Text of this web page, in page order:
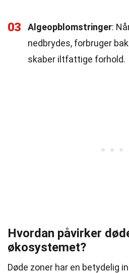
03 Algeopblomstringer:
nedbrydes, forbruger
skaber iltfattige forhold.
Hvordan påvirker
økosystemet?
Døde zoner har en betydelig